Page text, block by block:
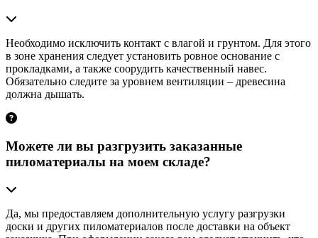
Необходимо исключить контакт с влагой и грунтом. Для этого
в зоне хранения следует установить ровное основание с
прокладками, а также соорудить качественный навес.
Обязательно следите за уровнем вентиляции – древесина
должна дышать.
Можете ли вы разгрузить заказанные
пиломатериалы на моем складе?
Да, мы предоставляем дополнительную услугу разгрузки
доски и других пиломатериалов после доставки на объект